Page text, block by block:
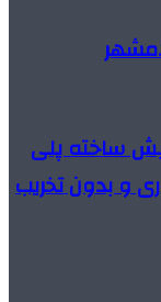
ساخته پلی
و بدون تخریب